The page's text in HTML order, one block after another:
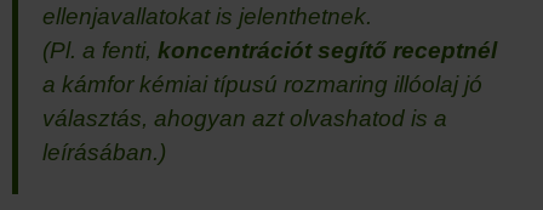
ellenjavallatokat is jelenthetnek.
(Pl. a fenti, koncentrációt segítő receptnél
a kámfor kémiai típusú rozmaring illóolaj jó
választás, ahogyan azt olvashatod is a
leírásában.)